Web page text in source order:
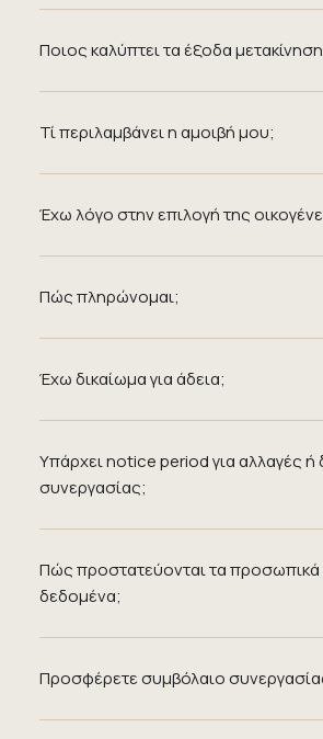
Ποιος καλύπτει τα έξοδα
Τί περιλαμβάνει η αμοιβή μου;
Έχω λόγο στην επιλογή της
Πώς πληρώνομαι;
Έχω δικαίωμα για άδεια;
Υπάρχει notice period για αλλαγές ή
συνεργασίας;
Πώς προστατεύονται τα
δεδομένα;
Προσφέρετε συμβόλαιο